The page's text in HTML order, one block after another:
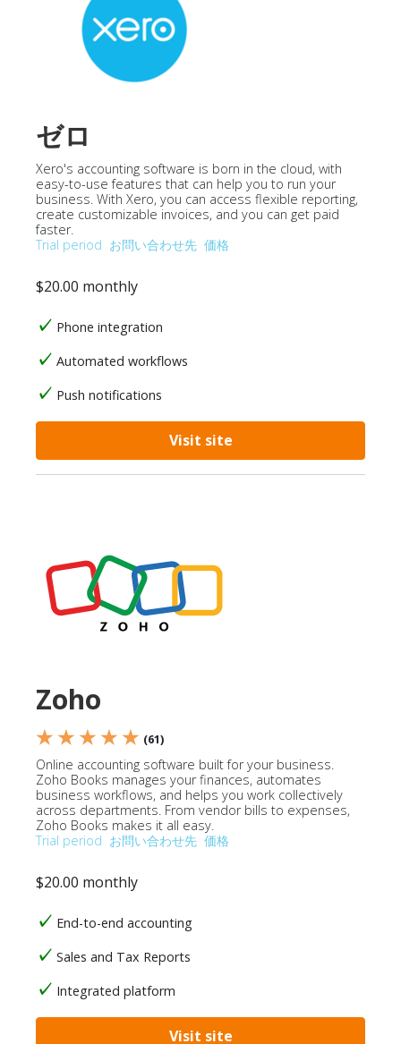
ゼロ
Xero's accounting software is born in the cloud, with
easy-to-use features that can help you to run your
business. With Xero, you can access flexible reporting,
create customizable invoices, and you can get paid
faster.
Trial period お問い合わせ先 価格
$20.00 monthly
Phone integration
Automated workflows
Push notifications
Visit site
Zoho
★ ★ ★ ★ ★ (61)
Online accounting software built for your business.
Zoho Books manages your finances, automates
business workflows, and helps you work collectively
across departments. From vendor bills to expenses,
Zoho Books makes it all easy.
Trial period お問い合わせ先 価格
$20.00 monthly
End-to-end accounting
Sales and Tax Reports
Integrated platform
Visit site